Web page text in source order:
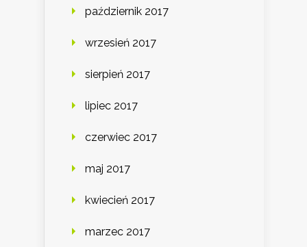
październik 2017
wrzesień 2017
sierpień 2017
lipiec 2017
czerwiec 2017
maj 2017
kwiecień 2017
marzec 2017